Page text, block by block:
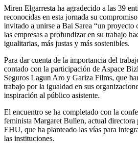
Miren Elgarresta ha agradecido a las 39
reconocidas en esta jornada su
invitado a unirse a Bai Sarea “un proyecto
las empresas a profundizar en su trabajo
igualitarias, más justas y más sostenibles.
Para dar cuenta de la importancia del
contado con la participación de Aspace
Seguros Lagun Aro y Gariza Films, que
trabajo por la igualdad en sus
inspiración al público asistente.
El encuentro se ha completado con la
feminista Margaret Bullen, actual directora
EHU, que ha planteado las vías para
las instituciones.